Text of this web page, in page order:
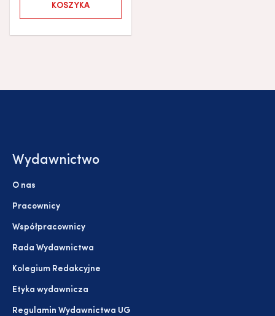
KOSZYKA
Wydawnictwo
O nas
Pracownicy
Współpracownicy
Rada Wydawnictwa
Kolegium Redakcyjne
Etyka wydawnicza
Regulamin Wydawnictwa UG